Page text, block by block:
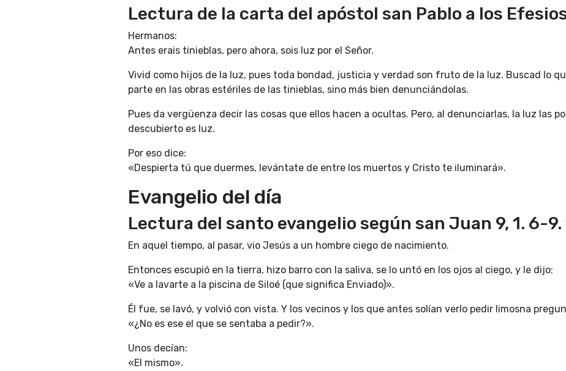
Lectura de la carta del apóstol san Pablo a los
Hermanos:
Antes erais tinieblas, pero ahora, sois luz por el Señor.
Vivid como hijos de la luz, pues toda bondad, justicia y verdad son fruto de la luz. Buscad lo
parte en las obras estériles de las tinieblas, sino más bien denunciándolas.
Pues da vergüenza decir las cosas que ellos hacen a ocultas. Pero, al denunciarlas, la luz las
descubierto es luz.
Por eso dice:
«Despierta tú que duermes, levántate de entre los muertos y Cristo te iluminará».
Evangelio del día
Lectura del santo evangelio según san Juan 9, 1. 6-
En aquel tiempo, al pasar, vio Jesús a un hombre ciego de nacimiento.
Entonces escupió en la tierra, hizo barro con la saliva, se lo untó en los ojos al ciego, y le dijo:
«Ve a lavarte a la piscina de Siloé (que significa Enviado)».
Él fue, se lavó, y volvió con vista. Y los vecinos y los que antes solían verlo pedir limosna
«¿No es ese el que se sentaba a pedir?».
Unos decían:
«El mismo».